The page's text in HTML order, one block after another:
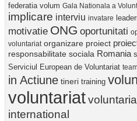
federatia volum Gala Nationala a
implicare interviu invatare
motivatie ONG oportunitati
voluntariat organizare proiect
responsabilitate sociala Romania
Serviciul European de Voluntariat
in Actiune tineri training
voluntariat
international